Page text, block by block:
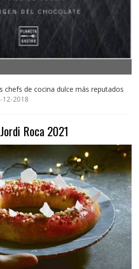
chefs de cocina dulce más reputados
12-2018
Roca 2021